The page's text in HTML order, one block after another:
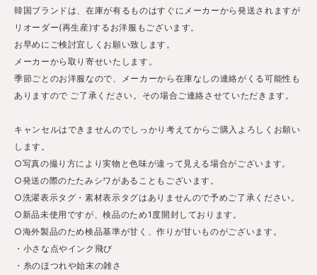
韓国ブランドは、在庫が有るものはすぐにメーカーから発送されますが
リオーダー(再生産)するお洋服もございます。
お早めにご検討宜しくお願い致します。
メーカーから取り寄せいたします。
季節ごとのお洋服なので、メーカーから在庫なしの連絡がくる可能性も
ありますので ご了承ください。その場合ご連絡させていただきます。
キャンセルはできませんのでしっかり考えてからご購入よろしくお願い
します。
○写真の撮り方により実物と色味が違って見える場合がございます。
○発送の際のたたみシワがあることもございます。
○洗濯表示タグ・素材表示タグはありませんので予めご了承ください。
○新品未使用ですが、検品のため1度開封しております。
○海外製品のため検品基準が甘く、作りが甘いものがございます。
・小さな点やインク飛び
・糸のほつれや始末の雑さ